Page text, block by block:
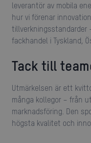
leverantör av mobila
hur vi förenar
tillverkningsstandarder
fackhandel i Tyskland,
Tack till
Utmärkelsen är ett kvitto på det arbete som utförts av
många kollegor – från
marknadsföring. Den
högsta kvalitet och